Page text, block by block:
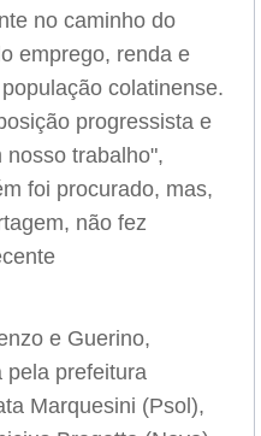
no caminho do
emprego, renda e
colatinense.
progressista e
trabalho",
foi procurado, mas,
não fez
e Guerino,
pela prefeitura
Marquesini (Psol),